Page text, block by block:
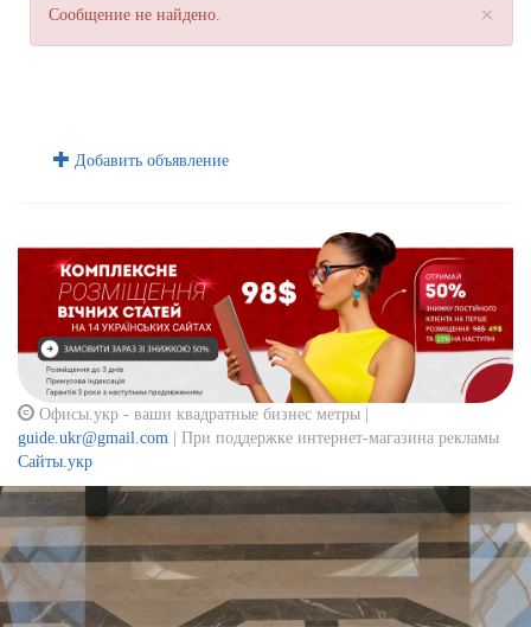
×
Сообщение не найдено.
Добавить объявление
Офисы.укр - ваши квадратные бизнес метры |
guide.ukr@gmail.com | При поддержке интернет-магазина рекламы
Сайты.укр